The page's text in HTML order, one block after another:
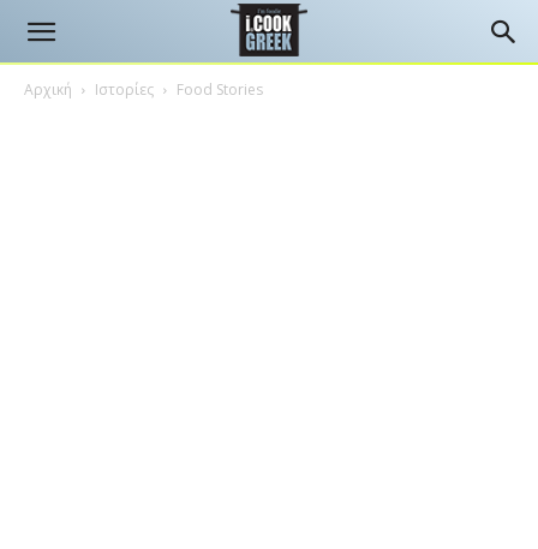
Αρχική Ιστορίες Food Stories